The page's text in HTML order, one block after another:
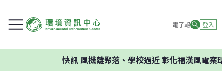
電子報 登入
風機離聚落、學校過近 彰化福漢風電案環委